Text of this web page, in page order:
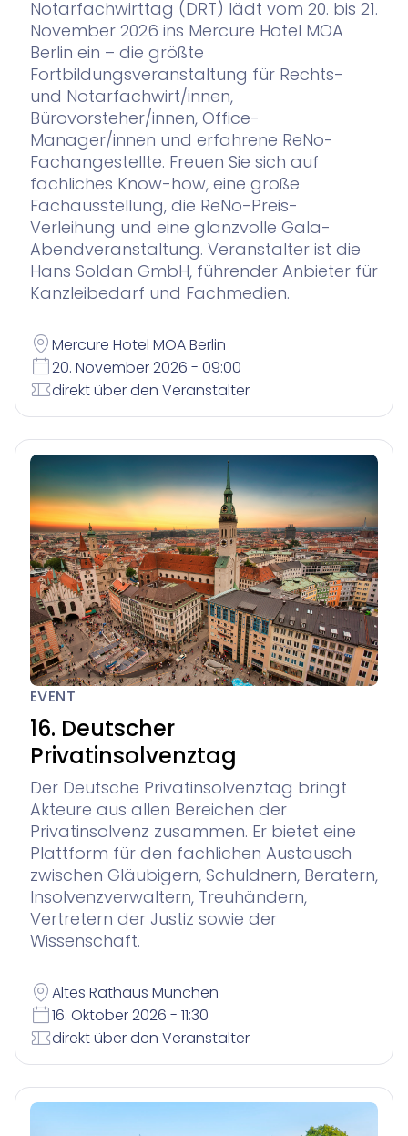
Smart Legal Research
KI-Agent zur Urteilsrecherche für Anwälte
Legal Twin
Add-Ons
KI-Agenten für Advoware und Winsolvenz
Notarfachwirttag (DRT) lädt vom 20. bis 21.
November 2026 ins Mercure Hotel MOA
Berlin ein – die größte
Fortbildungsveranstaltung für Rechts-
und Notarfachwirt/innen,
Bürovorsteher/innen, Office-
Manager/innen und erfahrene ReNo-
Fachangestellte. Freuen Sie sich auf
fachliches Know-how, eine große
Fachausstellung, die ReNo-Preis-
Verleihung und eine glanzvolle Gala-
Abendveranstaltung. Veranstalter ist die
Hans Soldan GmbH, führender Anbieter für
Kanzleibedarf und Fachmedien.
Mercure Hotel MOA Berlin
20. November 2026 - 09:00
direkt über den Veranstalter
EVENT
16. Deutscher
Privatinsolvenztag
Der Deutsche Privatinsolvenztag bringt
Akteure aus allen Bereichen der
Privatinsolvenz zusammen. Er bietet eine
Plattform für den fachlichen Austausch
zwischen Gläubigern, Schuldnern, Beratern,
Insolvenzverwaltern, Treuhändern,
Vertretern der Justiz sowie der
Wissenschaft.
Altes Rathaus München
16. Oktober 2026 - 11:30
direkt über den Veranstalter